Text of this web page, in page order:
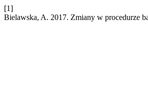
[1]
Bielawska, A. 2017. Zmiany w procedurze